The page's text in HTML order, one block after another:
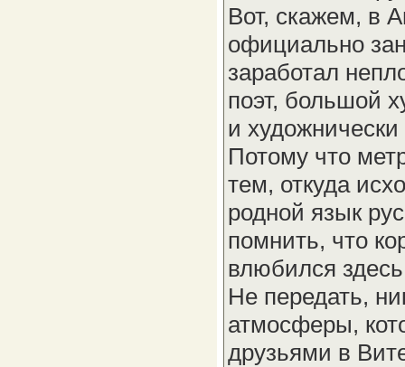
Вот, скажем, в
официально
заработал
поэт, большой
и художнически
Потому что
тем, откуда
родной язык
помнить, что
влюбился
Не передать,
атмосферы,
друзьями в